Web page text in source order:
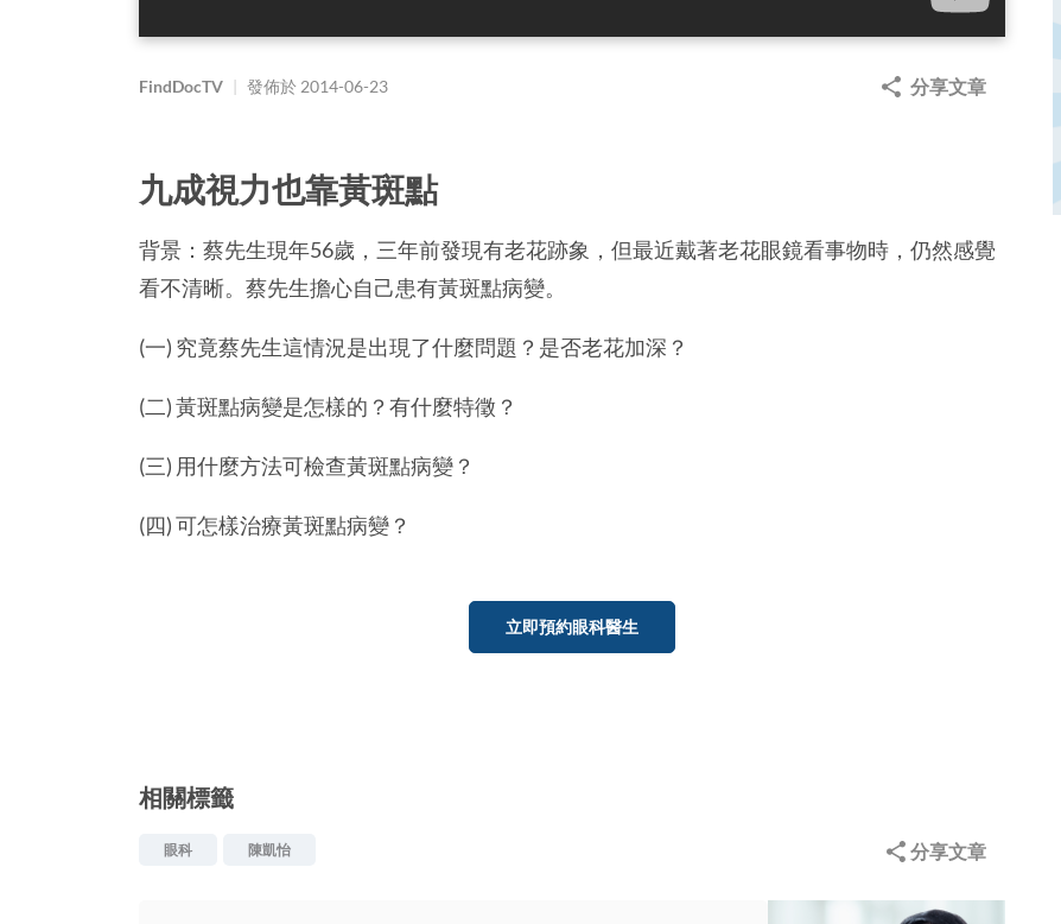
FindDocTV | 發佈於 2014-06-23 分享文章
九成視力也靠黃斑點
背景：蔡先生現年56歲，三年前發現有老花跡象，但最近戴著老花眼鏡看事物時，仍然感覺
看不清晰。蔡先生擔心自己患有黃斑點病變。
(一) 究竟蔡先生這情況是出現了什麼問題？是否老花加深？
(二) 黃斑點病變是怎樣的？有什麼特徵？
(三) 用什麼方法可檢查黃斑點病變？
(四) 可怎樣治療黃斑點病變？
立即預約眼科醫生
相關標籤
眼科 陳凱怡 分享文章